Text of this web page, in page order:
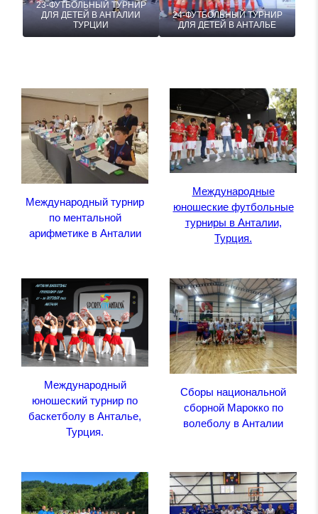
23-ФУТБОЛЬНЫЙ ТУРНИР
ДЛЯ ДЕТЕЙ В АНТАЛИИ
ТУРЦИИ
24-ФУТБОЛЬНЫЙ ТУРНИР
ДЛЯ ДЕТЕЙ В АНТАЛЬЕ
Международный турнир
по ментальной
арифметике в Анталии
Международные
юношеские футбольные
турниры в Анталии,
Турция.
Международный
юношеский турнир по
баскетболу в Анталье,
Турция.
Сборы национальной
сборной Марокко по
волеболу в Анталии